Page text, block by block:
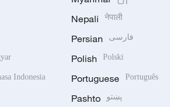
Indonesia
Nepali नेपाली
Persian فارسی
Polish Polski
Portuguese Português
Pashto پښتو